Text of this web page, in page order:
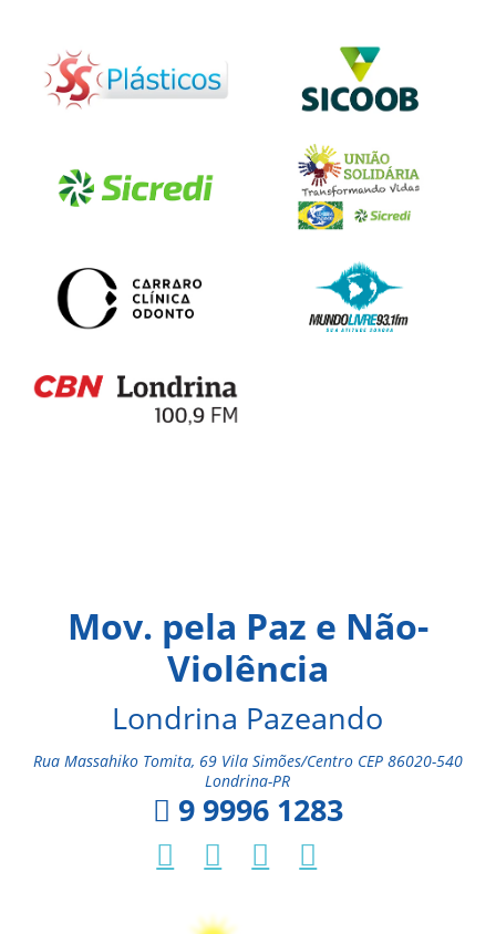
Mov. pela Paz e Não-
Violência
Londrina Pazeando
Rua Massahiko Tomita, 69 Vila Simões/Centro CEP 86020-540
Londrina-PR
9 9996 1283